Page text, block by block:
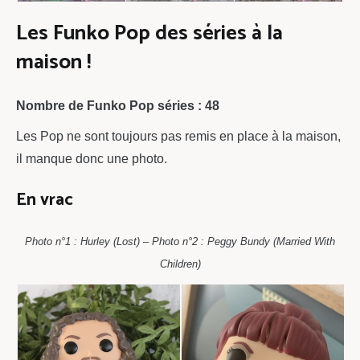
Les Funko Pop des séries à la
maison !
Nombre de Funko Pop séries : 48
Les Pop ne sont toujours pas remis en place à la maison,
il manque donc une photo.
En vrac
Photo n°1 : Hurley (Lost) – Photo n°2 : Peggy Bundy (Married With
Children)